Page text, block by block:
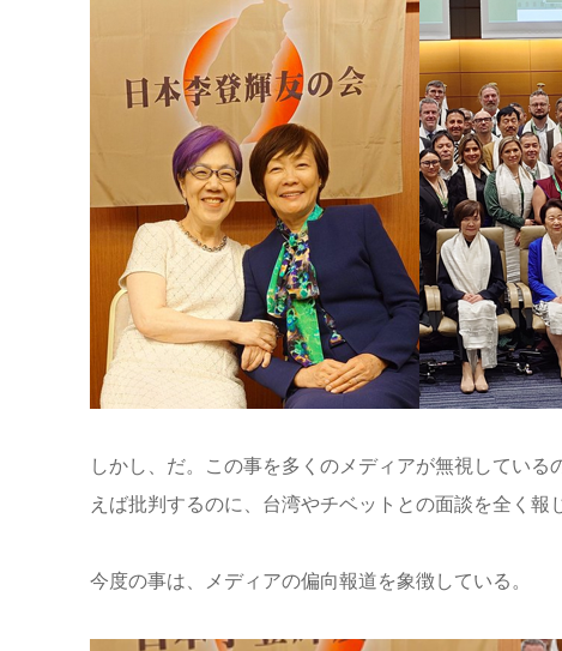
しかし、だ。この事を多くのメディアが無視してい
えば批判するのに、台湾やチベットとの面談を全く報
今度の事は、メディアの偏向報道を象徴している。